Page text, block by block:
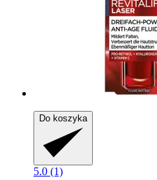
Do koszyka
5.0 (1)